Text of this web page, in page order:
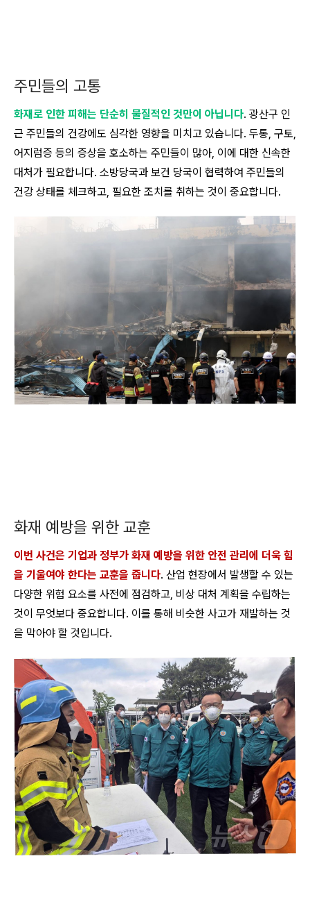
주민들의 고통
화재로 인한 피해는 단순히 물질적인 것만이 아닙니다. 광산구 인
근 주민들의 건강에도 심각한 영향을 미치고 있습니다. 두통, 구토,
어지럼증 등의 증상을 호소하는 주민들이 많아, 이에 대한 신속한
대처가 필요합니다. 소방당국과 보건 당국이 협력하여 주민들의
건강 상태를 체크하고, 필요한 조치를 취하는 것이 중요합니다.
화재 예방을 위한 교훈
이번 사건은 기업과 정부가 화재 예방을 위한 안전 관리에 더욱 힘
을 기울여야 한다는 교훈을 줍니다. 산업 현장에서 발생할 수 있는
다양한 위험 요소를 사전에 점검하고, 비상 대처 계획을 수립하는
것이 무엇보다 중요합니다. 이를 통해 비슷한 사고가 재발하는 것
을 막아야 할 것입니다.